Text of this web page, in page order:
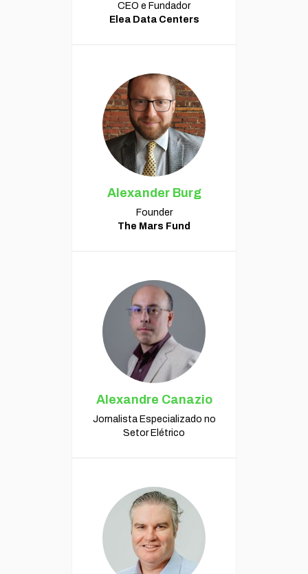
CEO e Fundador
Elea Data Centers
Alexander Burg
Founder
The Mars Fund
Alexandre Canazio
Jornalista Especializado no
Setor Elétrico